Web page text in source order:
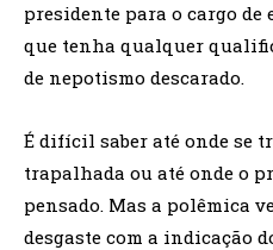
presidente para o cargo de
que tenha qualquer
de nepotismo descarado.
É difícil saber até onde se
trapalhada ou até onde o
pensado. Mas a polêmica
desgaste com a indicação